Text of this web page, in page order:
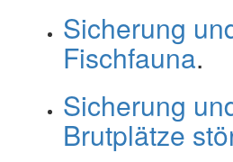
Sicherung
Fischfauna.
Sicherung
Brutplätze